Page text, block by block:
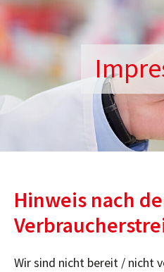
Hinweis nach
Wir sind nicht bereit / nicht